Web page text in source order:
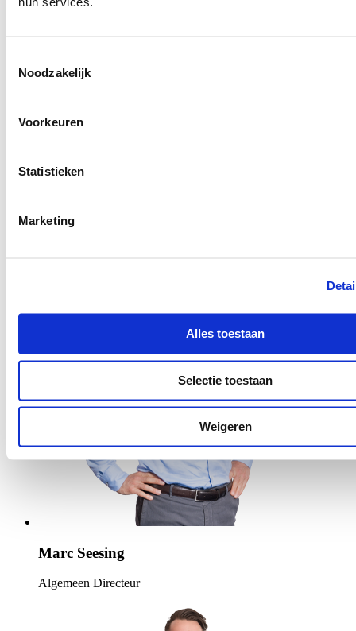
Noodzakelijk
Voorkeuren
Statistieken
Marketing
Alles toestaan
Selectie toestaan
Weigeren
Sales development manager
Marc Seesing
Algemeen Directeur